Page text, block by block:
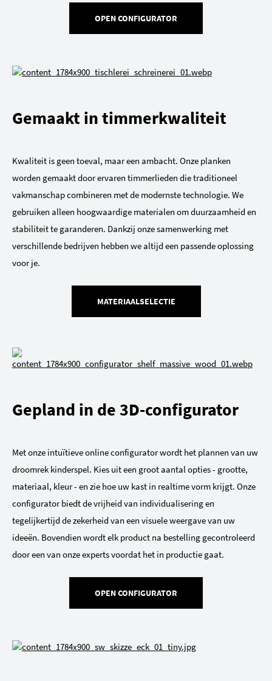
OPEN CONFIGURATOR
Gemaakt in timmerkwaliteit
Kwaliteit is geen toeval, maar een ambacht. Onze planken
worden gemaakt door ervaren timmerlieden die traditioneel
vakmanschap combineren met de modernste technologie. We
gebruiken alleen hoogwaardige materialen om duurzaamheid en
stabiliteit te garanderen. Dankzij onze samenwerking met
verschillende bedrijven hebben we altijd een passende oplossing
voor je.
MATERIAALSELECTIE
Gepland in de 3D-configurator
Met onze intuïtieve online configurator wordt het plannen van uw
droomrek kinderspel. Kies uit een groot aantal opties - grootte,
materiaal, kleur - en zie hoe uw kast in realtime vorm krijgt. Onze
configurator biedt de vrijheid van individualisering en
tegelijkertijd de zekerheid van een visuele weergave van uw
ideeën. Bovendien wordt elk product na bestelling gecontroleerd
door een van onze experts voordat het in productie gaat.
OPEN CONFIGURATOR